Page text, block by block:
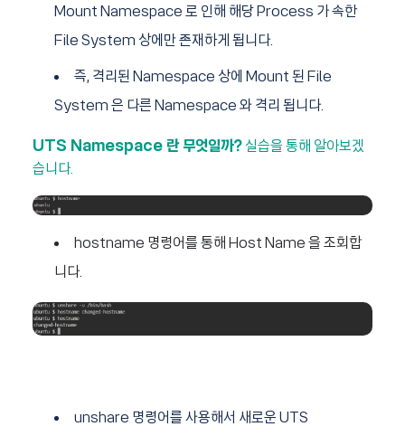
Mount Namespace 로 인해 해당 Process 가 속한
File System 상에만 존재하게 됩니다.
즉, 격리된 Namespace 상에 Mount 된 File
System 은 다른 Namespace 와 격리 됩니다.
UTS Namespace 란 무엇일까?실습을 통해 알아보겠
습니다.
hostname 명령어를 통해 Host Name 을 조회합
니다.
unshare 명령어를 사용해서 새로운 UTS